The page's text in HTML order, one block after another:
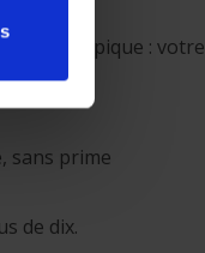
typique : votre
sans prime
de dix.